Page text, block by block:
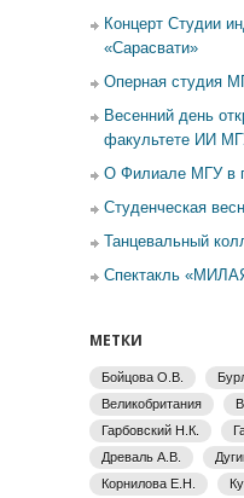
Концерт Студии
«Сарасвати»
Оперная студия
Весенний день
факультете ИИ
О Филиале МГУ в
Студенческая
Танцевальный
Спектакль
МЕТКИ
Бойцова О.В.
Великобритания
Гарбовский Н.К.
Древаль А.В.
Корнилова Е.Н.